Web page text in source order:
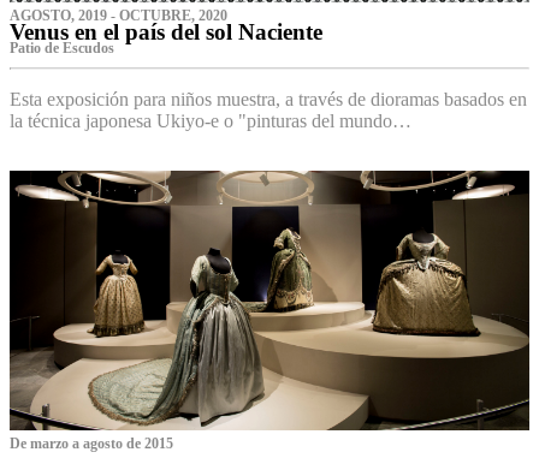
AGOSTO, 2019 - OCTUBRE, 2020
Venus en el país del sol Naciente
P‌atio de Escudos
Esta exposición para niños muestra, a través de dioramas basados en
la técnica japonesa Ukiyo-e o "pinturas del mundo…
De marzo a agosto de 2015